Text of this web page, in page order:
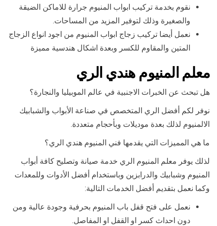
نقوم بخدمة تركيب ابواب المنيوم جرارة للاماكن الضيقة
والصغيرة وذلك لتوفير المزيد من المساحات.
نعمل أيضا تركيب زجاج ابواب المنيوم من اجود انواع الزجاج
المتين والمقاوم للكسر وبعدة اشكال هندسية مميزة
معلم المنيوم هندي الري
هل تبحث عن الخبرات الاجنبية في عالم الموبيليا والنجارة؟
نوفر لكم أفضل الري المتخصص في صناعة الأبواب والشبابيك
الالمنيوم لذلك بعدة موديلات وبأحجام متعددة.
ما هي المميزات التي يقدمها فني المنيوم هندي الري؟
لذلك يوفر معلم المنيوم الري خدمة صيانة وتصليح كافة أبواب
المنيوم وشبابيك والدرابزين وباستخدام أفضل الأدوات وللمعدات
وكما نعمل بتقديم أفضل الخدمات التالية:
نعمل على فتح قفل باب المنيوم بحرفية وجودة عالية ومن
دون احداث كسر او القفل او المفاصل.